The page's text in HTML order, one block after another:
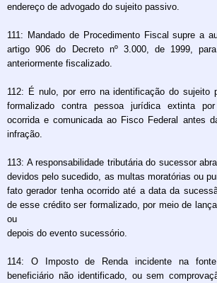
endereço de advogado do sujeito passivo.
111: Mandado de Procedimento Fiscal supre a
artigo 906 do Decreto nº 3.000, de 1999,
anteriormente fiscalizado.
112: É nulo, por erro na identificação do sujeito
formalizado contra pessoa jurídica extinta
ocorrida e comunicada ao Fisco Federal antes
infração.
113: A responsabilidade tributária do sucessor
devidos pelo sucedido, as multas moratórias ou
fato gerador tenha ocorrido até a data da
de esse crédito ser formalizado, por meio de
ou
depois do evento sucessório.
114: O Imposto de Renda incidente na
beneficiário não identificado, ou sem